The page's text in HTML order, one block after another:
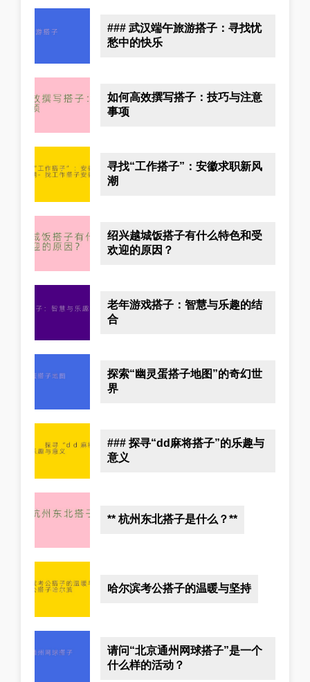
### 武汉端午旅游搭子：寻找忧
愁中的快乐
如何高效撰写搭子：技巧与注意
事项
寻找“工作搭子”：安徽求职新风
潮
绍兴越城饭搭子有什么特色和受
欢迎的原因？
老年游戏搭子：智慧与乐趣的结
合
探索“幽灵蛋搭子地图”的奇幻世
界
### 探寻“dd麻将搭子”的乐趣与
意义
** 杭州东北搭子是什么？**
哈尔滨考公搭子的温暖与坚持
请问“北京通州网球搭子”是一个
什么样的活动？